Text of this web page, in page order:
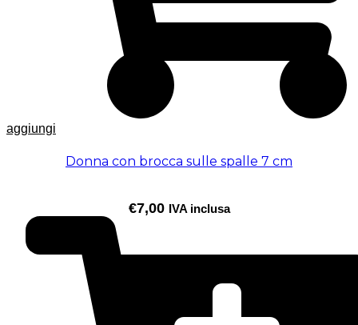
aggiungi
Donna con brocca sulle spalle 7 cm
€7,00 IVA inclusa